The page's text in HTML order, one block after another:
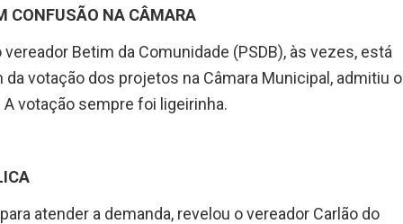
CONFUSÃO NA CÂMARA
Betim da Comunidade (PSDB), às vezes, está
votação dos projetos na Câmara Municipal, admitiu o
votação sempre foi ligeirinha.
atender a demanda, revelou o vereador Carlão do